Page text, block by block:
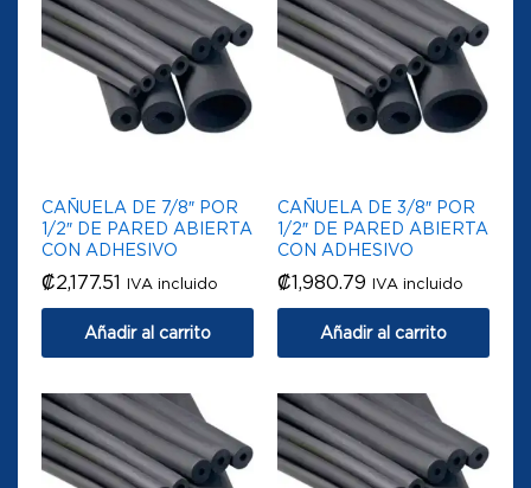
CAÑUELA DE 7/8″ POR
1/2″ DE PARED ABIERTA
CON ADHESIVO
₡2,177.51 IVA incluido
Añadir al carrito
CAÑUELA DE 3/8″ POR
1/2″ DE PARED ABIERTA
CON ADHESIVO
₡1,980.79 IVA incluido
Añadir al carrito